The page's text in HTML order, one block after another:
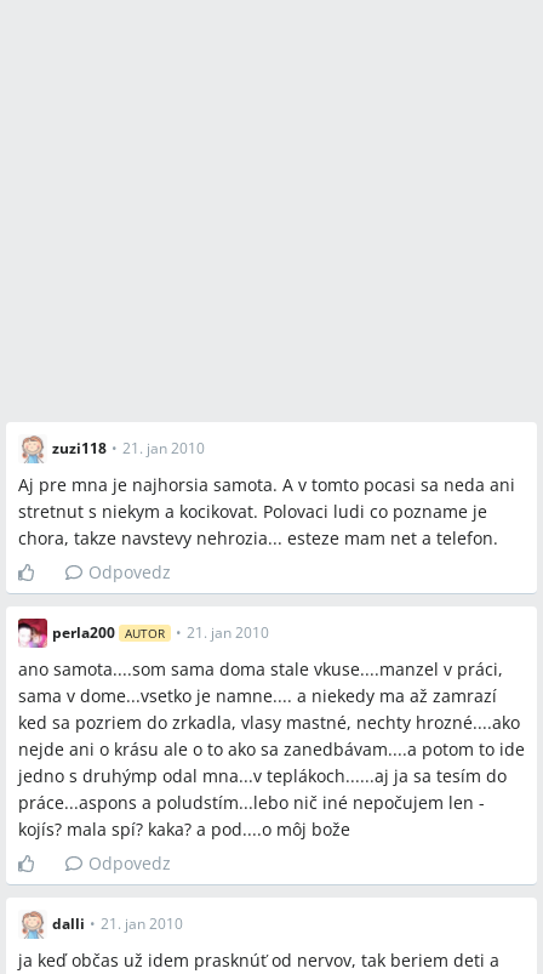
zuzi118 • 21. jan 2010
Aj pre mna je najhorsia samota. A v tomto pocasi sa neda ani
stretnut s niekym a kocikovat. Polovaci ludi co pozname je
chora, takze navstevy nehrozia... esteze mam net a telefon.
Odpovedz
perla200 AUTOR • 21. jan 2010
ano samota....som sama doma stale vkuse....manzel v práci,
sama v dome...vsetko je namne.... a niekedy ma až zamrazí
ked sa pozriem do zrkadla, vlasy mastné, nechty hrozné....ako
nejde ani o krásu ale o to ako sa zanedbávam....a potom to ide
jedno s druhýmp odal mna...v teplákoch......aj ja sa tesím do
práce...aspons a poludstím...lebo nič iné nepočujem len -
kojís? mala spí? kaka? a pod....o môj bože
Odpovedz
dalli • 21. jan 2010
ja keď občas už idem prasknúť od nervov, tak beriem deti a